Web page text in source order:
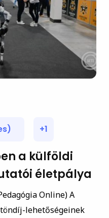
+1
a külföldi
életpálya
Online) A
lehetőségeinek